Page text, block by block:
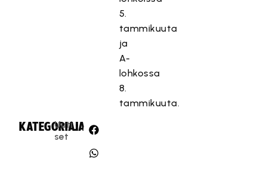
5.
tammikuuta
ja
A-
lohkossa
8.
tammikuuta.
KATEGORIA:
Uuti
set
JAA: